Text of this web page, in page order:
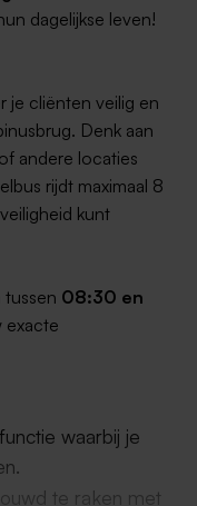
dagelijkse leven!
je cliënten veilig en
Denk aan
andere locaties
rijdt maximaal 8
kunt
tussen 08:30 en
exacte
waarbij je
te raken met